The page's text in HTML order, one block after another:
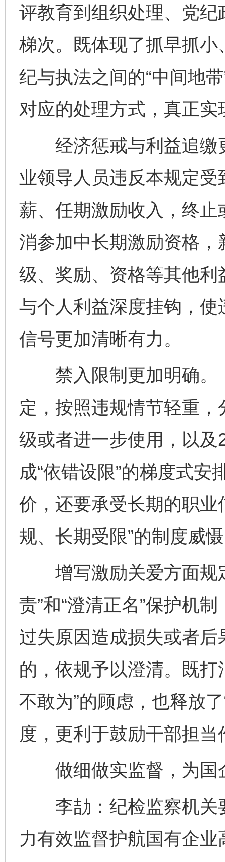
评教育到组织处理、党
梯次。既体现了抓早抓
纪与执法之间的“中间地
对应的处理方式，真正实
经济惩戒与利益追缴
业领导人员违反本规定
薪、任期激励收入，终
消参加中长期激励资格
级、奖励、资格等其他
与个人利益深度挂钩，
信号更加清晰有力。
禁入限制更加明确。
定，按照违规情节轻重
级或者进一步使用，以
成“依错设限”的梯度式
价，还要承受长期的职业
规、长期受限”的制度威
增写激励关爱方面规
责”和“澄清正名”保护机
过失原因造成损失或者
的，依规予以澄清。既
不敢为”的顾虑，也释放
度，更利于鼓励干部担当
做细做实监督，为国
李劼：纪检监察机关
力有效监督护航国有企业